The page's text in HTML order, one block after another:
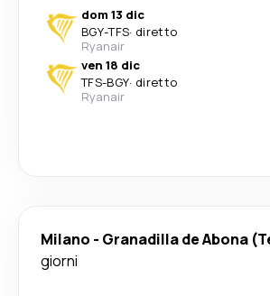
dom 13 dic
BGY-TFS· diretto
Ryanair
ven 18 dic
TFS-BGY· diretto
Ryanair
Milano - Granadilla de Abona
giorni